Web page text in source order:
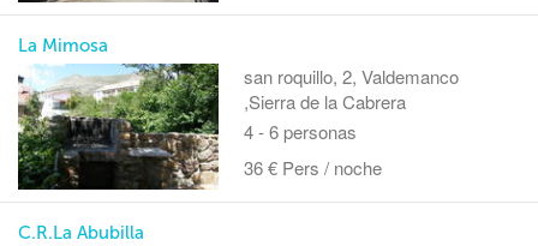
La Mimosa
san roquillo, 2, Valdemanco
,Sierra de la Cabrera
4 - 6 personas
36 € Pers / noche
C.R.La Abubilla